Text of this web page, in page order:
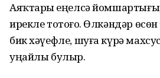
Аяҡтарҙы еңелсә
ирекле тотоғоҙ. Өлкәндәр
бик хәүефле, шуға күрә
уңайлы булыр.